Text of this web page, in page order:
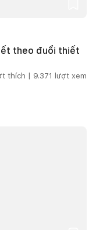
theo đuổi thiết
thích | 9.371 lượt xem